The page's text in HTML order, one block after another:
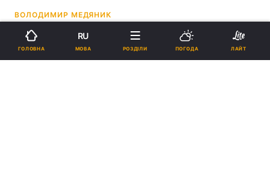
ВОЛОДИМИР МЕДЯНИК
11:36, 26.09.23
ГОЛОВНА
RU
МОВА РОЗДІЛИ ПОГОДА ЛАЙТ